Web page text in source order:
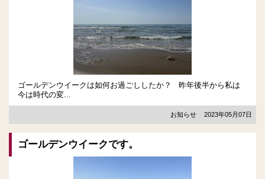
ゴールデンウイークは如何お過ごししたか？ 昨年後半から私は
今は時代の変...
お知らせ 2023年05月07日
ゴールデンウイークです。